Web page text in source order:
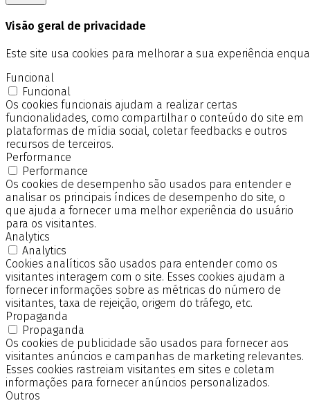
Visão geral de privacidade
Este site usa cookies para melhorar a sua experiência
Funcional
Funcional
Os cookies funcionais ajudam a realizar certas
funcionalidades, como compartilhar o conteúdo do site em
plataformas de mídia social, coletar feedbacks e outros
recursos de terceiros.
Performance
Performance
Os cookies de desempenho são usados para entender e
analisar os principais índices de desempenho do site, o
que ajuda a fornecer uma melhor experiência do usuário
para os visitantes.
Analytics
Analytics
Cookies analíticos são usados para entender como os
visitantes interagem com o site. Esses cookies ajudam a
fornecer informações sobre as métricas do número de
visitantes, taxa de rejeição, origem do tráfego, etc.
Propaganda
Propaganda
Os cookies de publicidade são usados para fornecer aos
visitantes anúncios e campanhas de marketing relevantes.
Esses cookies rastreiam visitantes em sites e coletam
informações para fornecer anúncios personalizados.
Outros